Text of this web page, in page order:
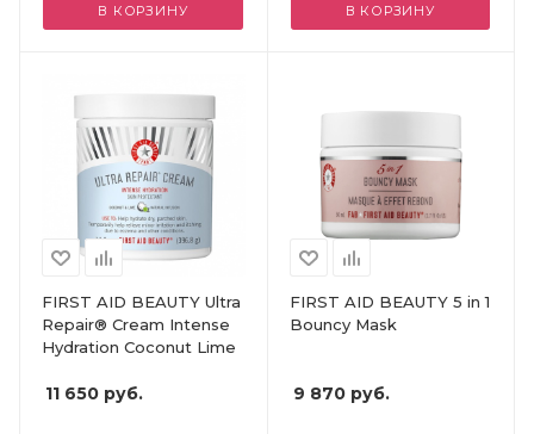
В КОРЗИНУ В КОРЗИНУ
FIRST AID BEAUTY Ultra
Repair® Cream Intense
Hydration Coconut Lime
11 650 руб.
FIRST AID BEAUTY 5 in 1
Bouncy Mask
9 870руб.